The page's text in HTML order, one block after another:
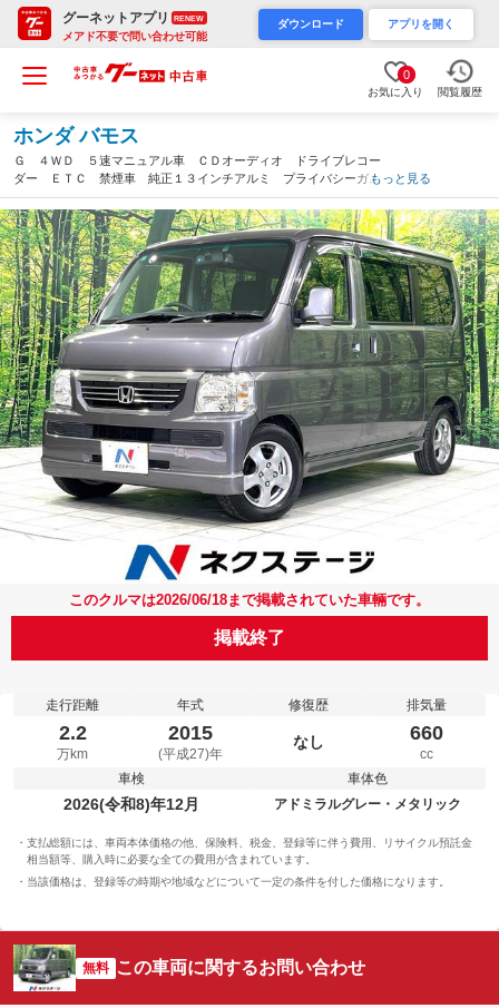
グーネットアプリ RENEW
メアド不要で問い合わせ可能
ダウンロード アプリを開く
0
お気に入り 閲覧履歴
ホンダ バモス
Ｇ ４ＷＤ ５速マニュアル車 ＣＤオーディオ ドライブレコー
ダー ＥＴＣ 禁煙車 純正１３インチアルミ プライバシーガラ
ス ドアバイザー（岩手県）
もっと見る
このクルマは2026/06/18まで掲載されていた車輛です。
掲載終了
走行距離
2.2
万km
年式
2015
(平成27)年
修復歴
なし
排気量
660
cc
車検
2026(令和8)年12月
車体色
アドミラルグレー・メタリック
支払総額には、車両本体価格の他、保険料、税金、登録等に伴う費用、リサイクル預託金
相当額等、購入時に必要な全ての費用が含まれています。
当該価格は、登録等の時期や地域などについて一定の条件を付した価格になります。
無料 この車両に関するお問い合わせ